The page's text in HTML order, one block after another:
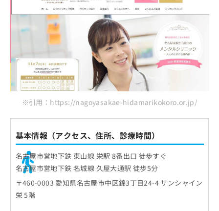
あらたまこころのクリニック
おさむら心療医院
つるまい心療内科
まとめ：名古屋市で評判のうつ病治療におすす
めのクリニック10選
※引用：https://nagoyasakae-hidamarikokoro.or.jp/
基本情報（アクセス、住所、診療時間）
名古屋市営地下鉄 東山線 栄駅 8番出口 徒歩すぐ
名古屋市営地下鉄 名城線 久屋大通駅 徒歩5分
〒460-0003 愛知県名古屋市中区錦3丁目24-4 サンシャイン
栄 5階
ら
そ
の
お
問
い
わ
せ
は
ち
ち